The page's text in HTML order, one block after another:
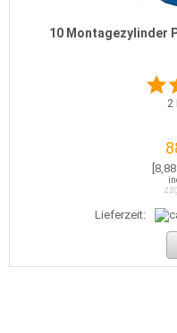
10 Montagezylinder
2
Lieferzeit: